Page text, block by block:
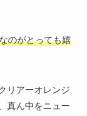
のがとっても嬉
リアーオレンジ
真ん中をニュー